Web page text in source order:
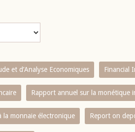
et d’Analyse Economiques Financial
Rapport annuel sur la monétique
la monnaie électronique Report on